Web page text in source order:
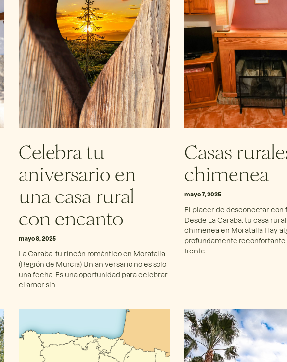
Celebra tu
aniversario en
una casa rural
con encanto
mayo 8, 2025
La Caraba, tu rincón romántico en Moratalla
(Región de Murcia) Un aniversario no es solo
una fecha. Es una oportunidad para celebrar
el amor sin
Casas
chimenea
mayo 7, 2025
El placer de desconectar con
Desde La Caraba, tu casa
chimenea en Moratalla Hay
profundamente reconfortante
frente